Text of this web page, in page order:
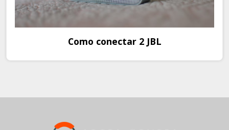
Como conectar 2 JBL